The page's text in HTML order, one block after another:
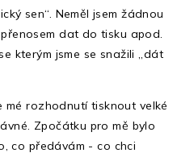
sen“. Neměl jsem žádnou
dat do tisku apod.
kterým jsme se snažili „dát
mé rozhodnutí tisknout velké
Zpočátku pro mě bylo
co předávám - co chci